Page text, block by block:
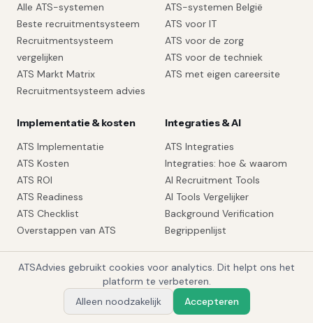
Alle ATS-systemen
Beste recruitmentsysteem
Recruitmentsysteem
vergelijken
ATS Markt Matrix
Recruitmentsysteem advies
ATS-systemen België
ATS voor IT
ATS voor de zorg
ATS voor de techniek
ATS met eigen careersite
Implementatie & kosten
ATS Implementatie
ATS Kosten
ATS ROI
ATS Readiness
ATS Checklist
Overstappen van ATS
Integraties & AI
ATS Integraties
Integraties: hoe & waarom
AI Recruitment Tools
AI Tools Vergelijker
Background Verification
Begrippenlijst
MEER SPECIALISTISCHE PAGINA'S
1
ATSAdvies gebruikt cookies voor analytics. Dit helpt ons het
platform te verbeteren.
Alleen noodzakelijk
Accepteren